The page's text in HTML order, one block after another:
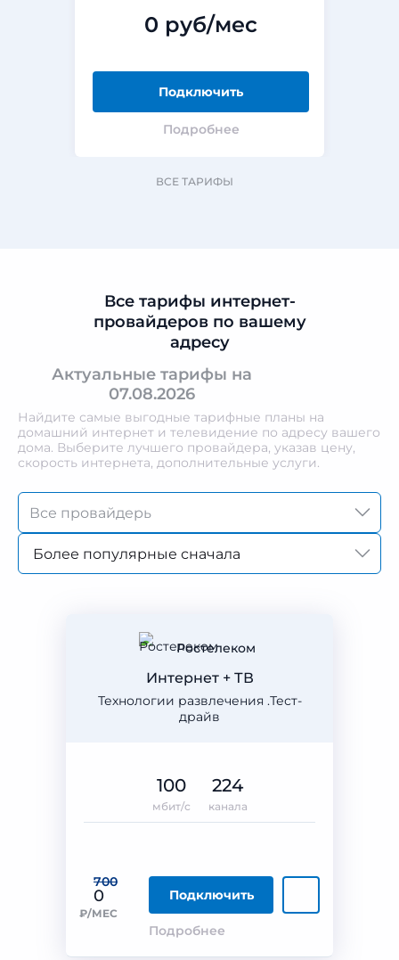
0 руб/мес
Подключить
Подробнее
ВСЕ ТАРИФЫ
Все тарифы интернет-
провайдеров по вашему
адресу
Актуальные тарифы на
07.08.2026
Найдите самые выгодные тарифные планы на
домашний интернет и телевидение по адресу вашего
дома. Выберите лучшего провайдера, указав цену,
скорость интернета, дополнительные услуги.
Более популярные сначала
Ростелеком
Технологии развлечения .Тест-
драйв
Интернет + ТВ
700
0
₽/МЕС
Подключить
Подробнее
100
мбит/с
224
канала